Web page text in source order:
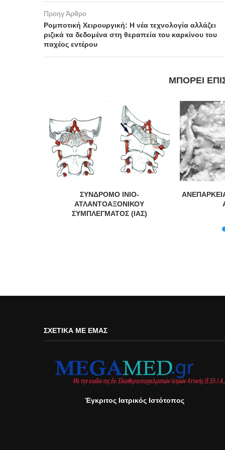
Προηγ Άρθρο
Ρομποτική Χειρουργική: Η νέα τεχνολογία αλλάζει
ριζικά τα δεδομένα στη θεραπεία του καρκίνου του
παχέος εντέρου
ΜΠΟΡΕΊ
ΣΥΝΔΡΟΜΟ ΙΝΙΟ-
ΑΤΛΑΝΤΟΑΞΟΝΙΚΟΥ
ΣΥΜΠΛΕΓΜΑΤΟΣ (ΙΑΣ)
ΣΧΕΤΙΚΆ ΜΕ ΕΜΆΣ
Έγκριτος Ιατρικός Ιστότοπος